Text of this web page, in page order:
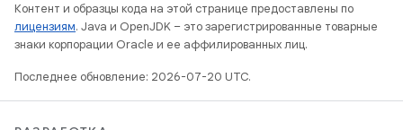
Контент и образцы кода на этой странице предоставлены по
лицензиям. Java и OpenJDK – это зарегистрированные товарные
знаки корпорации Oracle и ее аффилированных лиц.
Последнее обновление: 2026-07-20 UTC.